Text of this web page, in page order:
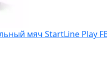
мяч StartLine Play